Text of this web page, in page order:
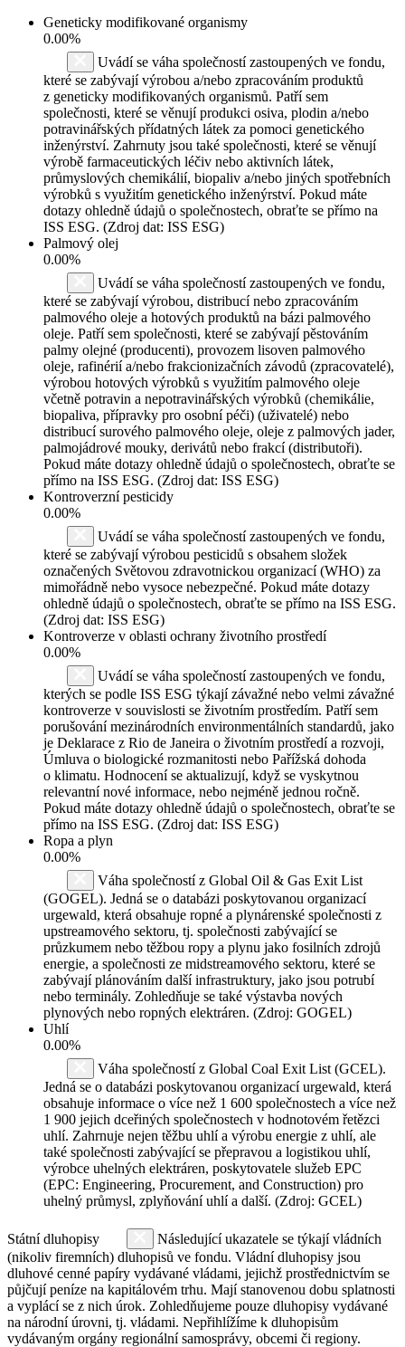
Geneticky modifikované organismy
0.00%
Uvádí se váha společností zastoupených ve fondu,
které se zabývají výrobou a/nebo zpracováním produktů
z geneticky modifikovaných organismů. Patří sem
společnosti, které se věnují produkci osiva, plodin a/nebo
potravinářských přídatných látek za pomoci genetického
inženýrství. Zahrnuty jsou také společnosti, které se věnují
výrobě farmaceutických léčiv nebo aktivních látek,
průmyslových chemikálií, biopaliv a/nebo jiných spotřebních
výrobků s využitím genetického inženýrství. Pokud máte
dotazy ohledně údajů o společnostech, obraťte se přímo na
ISS ESG. (Zdroj dat: ISS ESG)
Palmový olej
0.00%
Uvádí se váha společností zastoupených ve fondu,
které se zabývají výrobou, distribucí nebo zpracováním
palmového oleje a hotových produktů na bázi palmového
oleje. Patří sem společnosti, které se zabývají pěstováním
palmy olejné (producenti), provozem lisoven palmového
oleje, rafinérií a/nebo frakcionizačních závodů (zpracovatelé),
výrobou hotových výrobků s využitím palmového oleje
včetně potravin a nepotravinářských výrobků (chemikálie,
biopaliva, přípravky pro osobní péči) (uživatelé) nebo
distribucí surového palmového oleje, oleje z palmových jader,
palmojádrové mouky, derivátů nebo frakcí (distributoři).
Pokud máte dotazy ohledně údajů o společnostech, obraťte se
přímo na ISS ESG. (Zdroj dat: ISS ESG)
Kontroverzní pesticidy
0.00%
Uvádí se váha společností zastoupených ve fondu,
které se zabývají výrobou pesticidů s obsahem složek
označených Světovou zdravotnickou organizací (WHO) za
mimořádně nebo vysoce nebezpečné. Pokud máte dotazy
ohledně údajů o společnostech, obraťte se přímo na ISS ESG.
(Zdroj dat: ISS ESG)
Kontroverze v oblasti ochrany životního prostředí
0.00%
Uvádí se váha společností zastoupených ve fondu,
kterých se podle ISS ESG týkají závažné nebo velmi závažné
kontroverze v souvislosti se životním prostředím. Patří sem
porušování mezinárodních environmentálních standardů, jako
je Deklarace z Rio de Janeira o životním prostředí a rozvoji,
Úmluva o biologické rozmanitosti nebo Pařížská dohoda
o klimatu. Hodnocení se aktualizují, když se vyskytnou
relevantní nové informace, nebo nejméně jednou ročně.
Pokud máte dotazy ohledně údajů o společnostech, obraťte se
přímo na ISS ESG. (Zdroj dat: ISS ESG)
Ropa a plyn
0.00%
Váha společností z Global Oil & Gas Exit List
(GOGEL). Jedná se o databázi poskytovanou organizací
urgewald, která obsahuje ropné a plynárenské společnosti z
upstreamového sektoru, tj. společnosti zabývající se
průzkumem nebo těžbou ropy a plynu jako fosilních zdrojů
energie, a společnosti ze midstreamového sektoru, které se
zabývají plánováním další infrastruktury, jako jsou potrubí
nebo terminály. Zohledňuje se také výstavba nových
plynových nebo ropných elektráren. (Zdroj: GOGEL)
Uhlí
0.00%
Váha společností z Global Coal Exit List (GCEL).
Jedná se o databázi poskytovanou organizací urgewald, která
obsahuje informace o více než 1 600 společnostech a více než
1 900 jejich dceřiných společnostech v hodnotovém řetězci
uhlí. Zahrnuje nejen těžbu uhlí a výrobu energie z uhlí, ale
také společnosti zabývající se přepravou a logistikou uhlí,
výrobce uhelných elektráren, poskytovatele služeb EPC
(EPC: Engineering, Procurement, and Construction) pro
uhelný průmysl, zplyňování uhlí a další. (Zdroj: GCEL)
Státní dluhopisy
Následující ukazatele se týkají vládních
(nikoliv firemních) dluhopisů ve fondu. Vládní dluhopisy jsou
dluhové cenné papíry vydávané vládami, jejichž prostřednictvím se
půjčují peníze na kapitálovém trhu. Mají stanovenou dobu splatnosti
a vyplácí se z nich úrok. Zohledňujeme pouze dluhopisy vydávané
na národní úrovni, tj. vládami. Nepřihlížíme k dluhopisům
vydávaným orgány regionální samosprávy, obcemi či regiony.